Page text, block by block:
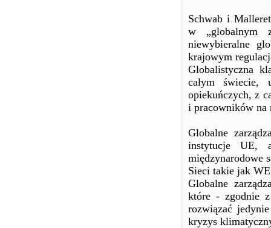
Schwab i
w „globalnym
niewybieralne
krajowym
Globalistyczna
całym świecie,
opiekuńczych, z
i pracowników na
Globalne
instytucje UE,
międzynarodowe
Sieci takie jak
Globalne
które - zgodnie z
rozwiązać
kryzys